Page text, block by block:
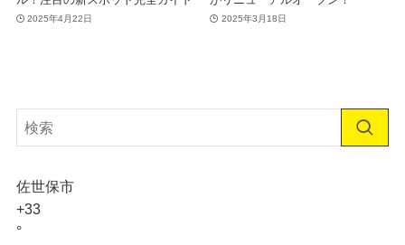
2025年4月22日 2025年3月18日
佐世保市
+33
°